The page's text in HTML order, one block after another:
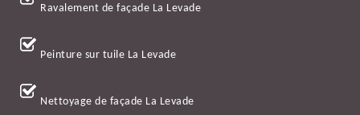
Ravalement de façade La Levade
Peinture sur tuile La Levade
Nettoyage de façade La Levade